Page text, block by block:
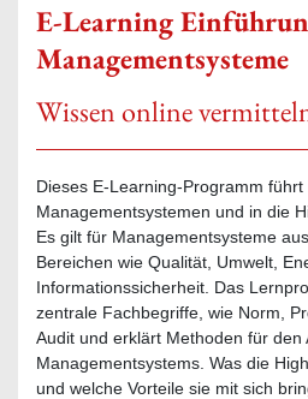
E-Learning
Managementsysteme
Wissen online
Dieses E-Learning-Programm
Managementsystemen und in die
Es gilt für Managementsysteme
Bereichen wie Qualität, Umwelt,
Informationssicherheit. Das
zentrale Fachbegriffe, wie Norm,
Audit und erklärt Methoden für den
Managementsystems. Was die
und welche Vorteile sie mit sich